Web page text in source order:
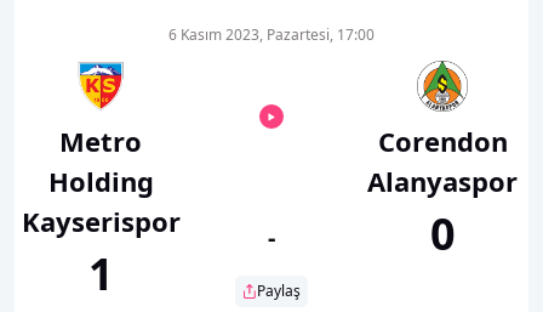
Metro
Holding
Kayserispor
1
6 Kasım 2023, Pazartesi, 17:00
-
Paylaş
Corendon
Alanyaspor
0